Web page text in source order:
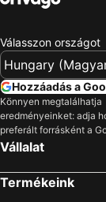
Válasszon országot
Hozzáadás a
Könnyen megtalálhatja
eredményeinket: adja
preferált forrásként a
Vállalat
Termékeink